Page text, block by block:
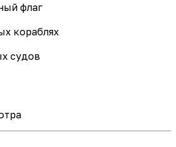
флаг
кораблях
судов